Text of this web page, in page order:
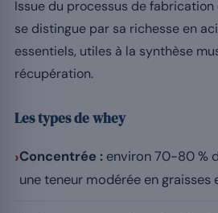
Issue du processus de
se distingue par sa richesse en
essentiels, utiles à la synthèse
récupération.
Les types de whey
›Concentrée : environ 70-80 %
une teneur modérée en graisses